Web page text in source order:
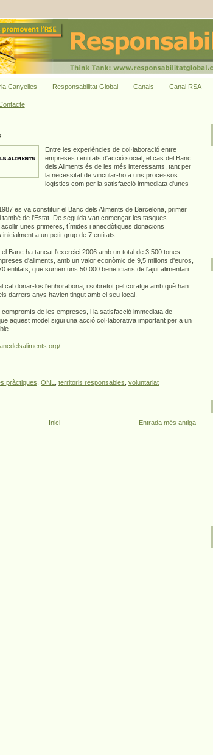
Canyelles Responsabilitat Global Canals Canal RSA
Entre les experiències de col·laboració entre
empreses i entitats d'acció social, el cas del Banc
dels Aliments és de les més interessants, tant per
la necessitat de vincular-ho a uns processos
logístics com per la satisfacció immediata d'unes
es va constituir el Banc dels Aliments de Barcelona, primer
de l'Estat. De seguida van començar les tasques
unes primeres, tímides i anecdòtiques donacions
a un petit grup de 7 entitats.
Banc ha tancat l'exercici 2006 amb un total de 3.500 tones
d'aliments, amb un valor econòmic de 9,5 milions d'euros,
entitats, que sumen uns 50.000 beneficiaris de l'ajut alimentari.
cal donar-los l'enhorabona, i sobretot pel coratge amb què han
darrers anys havien tingut amb el seu local.
compromís de les empreses, i la satisfacció immediata de
aquest model sigui una acció col·laborativa important per a un
pràctiques ONL territoris responsables voluntariat
Entrada més antiga
Inici